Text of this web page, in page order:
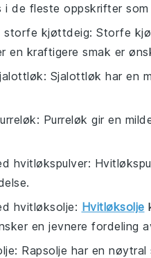
de fleste oppskrifter
storfe kjøttdeig: Storfe
en kraftigere smak er
: Sjalottløk har en
: Purreløk gir en
hvitløkspulver:
hvitløksolje: Hvitløksolje
en jevnere fordeling
: Rapsolje har en